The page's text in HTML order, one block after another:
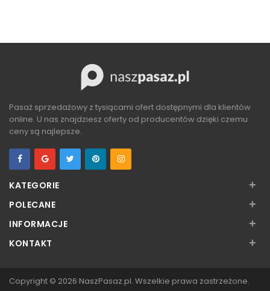
Pasaż sprzedażowy z tysiącami ofert dostępnymi dla klientów
online. U nas znajdziesz oferty od producentów dzięki czemu
ceny są najlepsze.
KATEGORIE +
POLECANE +
INFORMACJE +
KONTAKT +
Copyright © 2026 NaszPasaz.pl. Wszelkie prawa zastrzeżone.